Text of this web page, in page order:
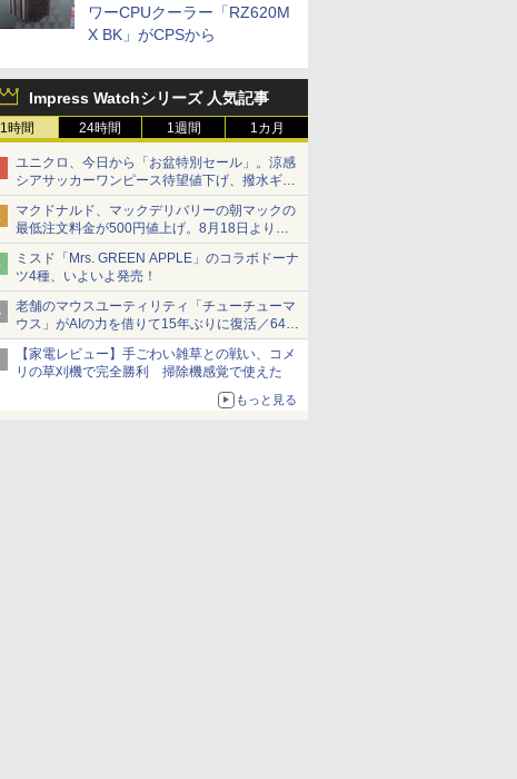
ワーCPUクーラー「RZ620M
X BK」がCPSから
Impress Watchシリーズ 人気記事
1時間 24時間 1週間 1カ月
ユニクロ、今日から「お盆特別セール」。涼感
シアサッカーワンピース待望値下げ、撥水ギア
ショーツは1990円に
マクドナルド、マックデリバリーの朝マックの
最低注文料金が500円値上げ。8月18日より
1,500円から受付
ミスド「Mrs. GREEN APPLE」のコラボドーナ
ツ4種、いよいよ発売！
老舗のマウスユーティリティ「チューチューマ
ウス」がAIの力を借りて15年ぶりに復活／64bit
化、Windows 10/11、「Chrome」も走り回
る。復活記念で2026年末まで500円
【家電レビュー】手ごわい雑草との戦い、コメ
リの草刈機で完全勝利 掃除機感覚で使えた
もっと見る